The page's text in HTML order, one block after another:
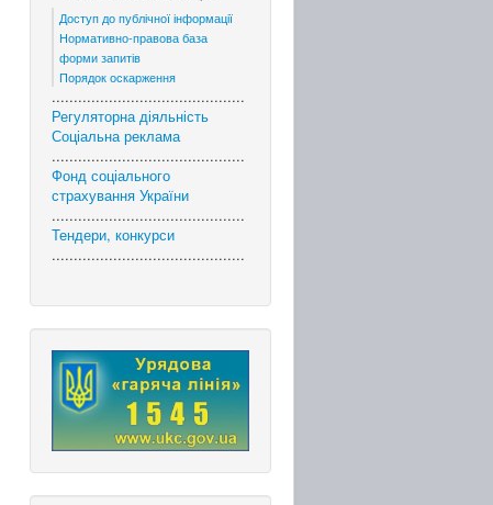
Доступ до публічної інформації
Нормативно-правова база
форми запитів
Порядок оскарження
............................................
Регуляторна діяльність
Соціальна реклама
............................................
Фонд соціального
страхування України
............................................
Тендери, конкурси
............................................